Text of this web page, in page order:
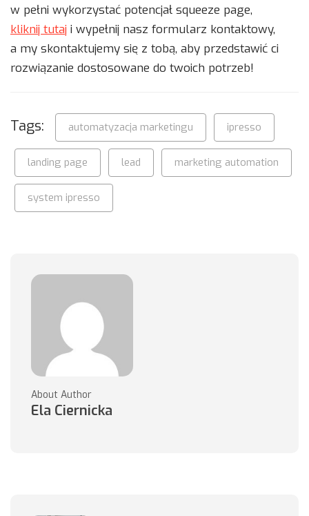
w pełni wykorzystać potencjał squeeze page,
kliknij tutaj i wypełnij nasz formularz kontaktowy,
a my skontaktujemy się z tobą, aby przedstawić ci
rozwiązanie dostosowane do twoich potrzeb!
Tags: automatyzacja marketingu ipresso
landing page lead marketing automation
system ipresso
About Author
Ela Ciernicka